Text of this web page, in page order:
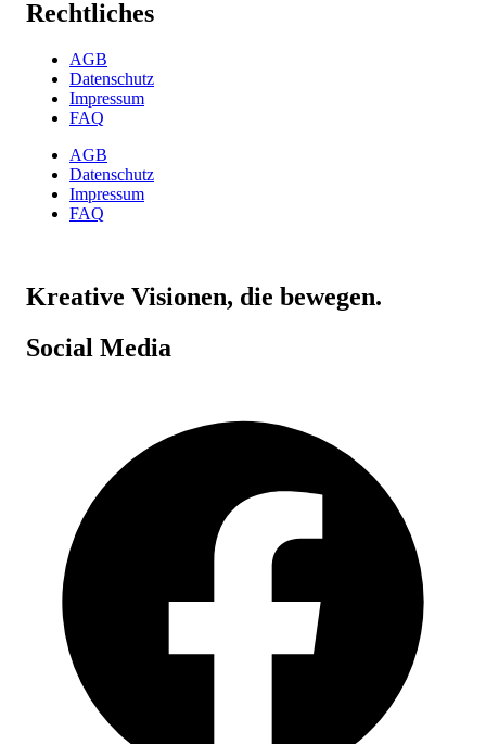
Rechtliches
AGB
Datenschutz
Impressum
FAQ
AGB
Datenschutz
Impressum
FAQ
Kreative Visionen, die bewegen.
Social Media